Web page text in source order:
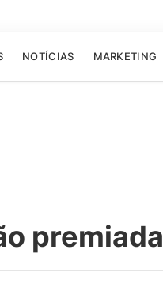
NOTÍCIAS MARKETING
premiada